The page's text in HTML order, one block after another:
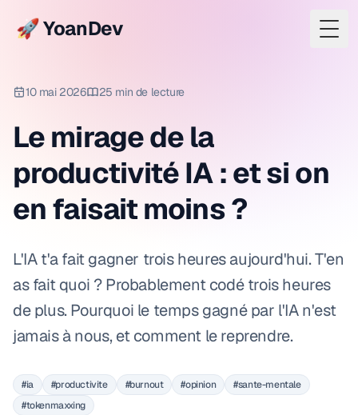
🚀 YoanDev
10 mai 2026 25 min de lecture
Le mirage de la
productivité IA : et si on
en faisait moins ?
L'IA t'a fait gagner trois heures aujourd'hui. T'en
as fait quoi ? Probablement codé trois heures
de plus. Pourquoi le temps gagné par l'IA n'est
jamais à nous, et comment le reprendre.
#ia #productivite #burnout #opinion
#sante-mentale
#tokenmaxxing